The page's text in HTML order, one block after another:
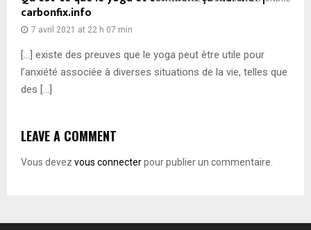
carbonfix.info
7 avril 2021 at 22 h 07 min
[…] existe des preuves que le yoga peut être utile pour
l’anxiété associée à diverses situations de la vie, telles que
des […]
LEAVE A COMMENT
Vous devez vous connecterpour publier un commentaire.